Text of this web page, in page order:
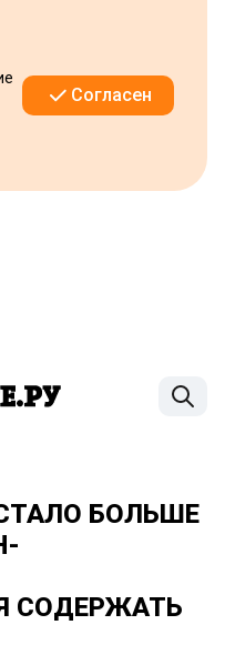
Согласен
БОЛЬШЕ
СОДЕРЖАТЬ